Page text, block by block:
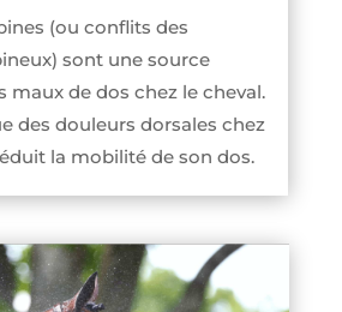
(ou conflits des
sont une source
maux de dos chez le cheval.
des douleurs dorsales chez
la mobilité de son dos.